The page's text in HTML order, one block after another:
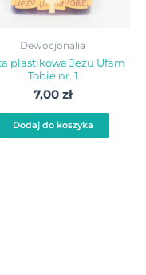
Dewocjonalia
plastikowa Jezu Ufam
Tobie nr. 1
7,00 zł
Dodaj do koszyka